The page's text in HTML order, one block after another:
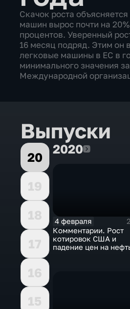
Скачок роста
машин вырос почти на
процентов. Уверенный
16 месяц подряд. Этим он
легковые машины в ЕС в
минимального значения
Международной
Выпуски
20
19
18
17
16
15
20202020
4 февраля
Комментарии. Рост
котировок США и
падение цен на